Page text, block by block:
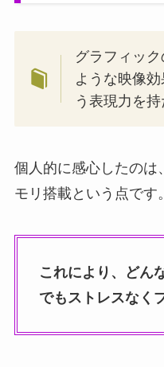
グラフィッ
ような映像
う表現力を持
個人的に感心したのは
モリ搭載という点です。
これにより、どん
でもストレスなく